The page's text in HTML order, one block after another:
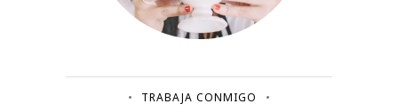
TRABAJA CONMIGO